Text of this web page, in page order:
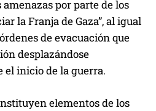
por parte de los
la Franja de Gaza”, al igual
de evacuación que
desplazándose
el inicio de la guerra.
elementos de los